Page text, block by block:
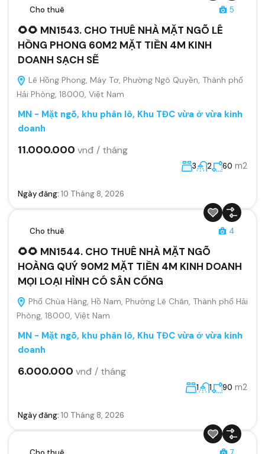
Cho thuê 5
🌻🌻 MN1543. CHO THUÊ NHÀ MẶT NGÕ LÊ
HỒNG PHONG 60M2 MẶT TIỀN 4M KINH
DOANH SẠCH SẼ
Lê Hồng Phong, Máy Tơ, Phường Ngô Quyền, Thành phố
Hải Phòng, 18000, Việt Nam
MN - Mặt ngõ, khu phân lô, Khu TĐC vừa ở vừa kinh
doanh
11.000.000 vnđ / tháng
3 2 60 m2
Ngày đăng: 10 Tháng 8, 2026
Cho thuê 4
🌻🌻 MN1544. CHO THUÊ NHÀ MẶT NGÕ
HOÀNG QUÝ 90M2 MẶT TIỀN 4M KINH DOANH
MỌI LOẠI HÌNH CÓ SÂN CỔNG
Phố Chùa Hàng, Hồ Nam, Phường Lê Chân, Thành phố Hải
Phòng, 18000, Việt Nam
MN - Mặt ngõ, khu phân lô, Khu TĐC vừa ở vừa kinh
doanh
6.000.000 vnđ / tháng
1 1 90 m2
Ngày đăng: 10 Tháng 8, 2026